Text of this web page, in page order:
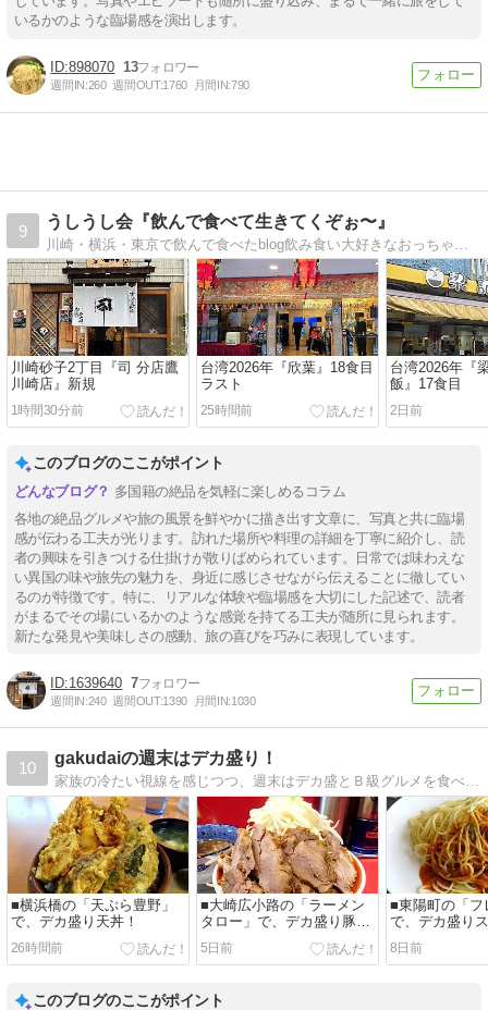
いるかのような臨場感を演出します。
898070 13
週間IN:260 週間OUT:1760 月間IN:790
9
うしうし会『飲んで食べて生きてくぞぉ〜』
川崎砂子2丁目『司 分店鷹
川崎店』新規
1時間30分前
台湾2026年『欣葉』18食目
ラスト
25時間前
台湾2026年『
飯』17食目
2日前
このブログのここがポイント
多国籍の絶品を気軽に楽しめるコラム
各地の絶品グルメや旅の風景を鮮やかに描き出す文章に、写真と共に臨場
感が伝わる工夫が光ります。訪れた場所や料理の詳細を丁寧に紹介し、読
者の興味を引きつける仕掛けが散りばめられています。日常では味わえな
い異国の味や旅先の魅力を、身近に感じさせながら伝えることに徹してい
るのが特徴です。特に、リアルな体験や臨場感を大切にした記述で、読者
がまるでその場にいるかのような感覚を持てる工夫が随所に見られます。
新たな発見や美味しさの感動、旅の喜びを巧みに表現しています。
1639640 7
週間IN:240 週間OUT:1390 月間IN:1030
10
gakudaiの週末はデカ盛り！
家族の冷たい視線を感じつつ、週末はデカ盛とＢ級グルメを食べ歩いています！
■横浜橋の「天ぷら豊野」
で、デカ盛り天丼！
26時間前
■大崎広小路の「ラーメン
タロー」で、デカ盛り豚つ
け麺！
5日前
■東陽町の「フ
で、デカ盛り
ィ！
8日前
このブログのここがポイント